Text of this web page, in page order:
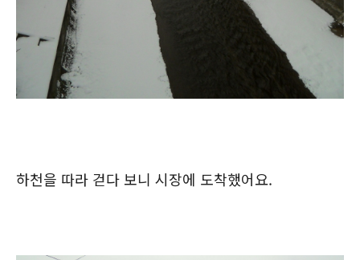
하천을 따라 걷다 보니 시장에 도착했어요.